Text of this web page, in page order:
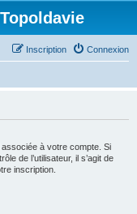
Connexion
Inscription
à votre compte. Si
de l’utilisateur, il s’agit de
inscription.